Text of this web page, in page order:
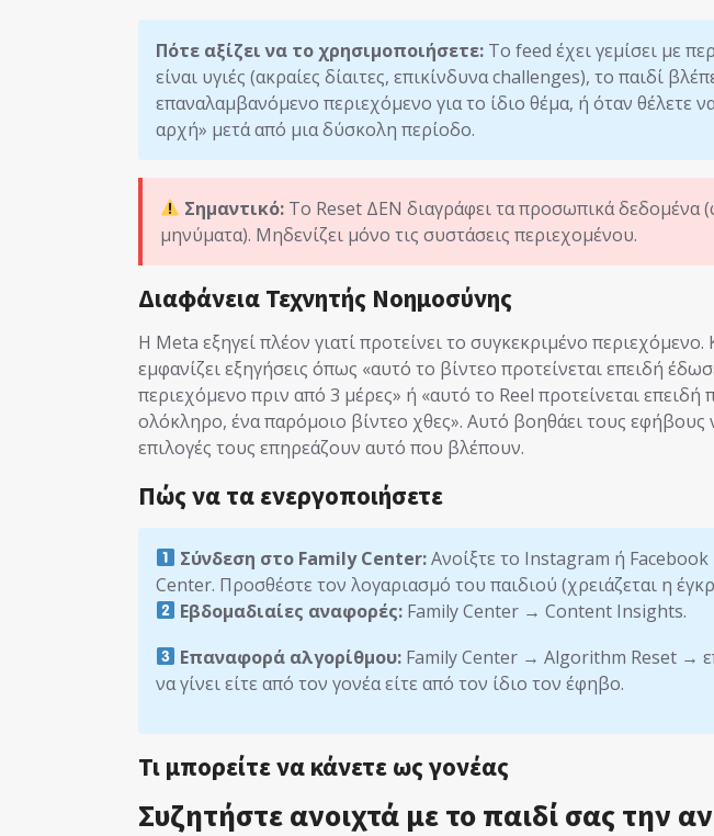
Πότε αξίζει να το χρησιμοποιήσετε: Το feed έχει γεμίσει με
είναι υγιές (ακραίες δίαιτες, επικίνδυνα challenges), το παιδί
επαναλαμβανόμενο περιεχόμενο για το ίδιο θέμα, ή όταν θέλετε
αρχή» μετά από μια δύσκολη περίοδο.
Σημαντικό: Το Reset ΔΕΝ διαγράφει τα προσωπικά δεδομένα
μηνύματα). Μηδενίζει μόνο τις συστάσεις περιεχομένου.
Διαφάνεια Τεχνητής Νοημοσύνης
Η Meta εξηγεί πλέον γιατί προτείνει το συγκεκριμένο
εμφανίζει εξηγήσεις όπως «αυτό το βίντεο προτείνεται επειδή
περιεχόμενο πριν από 3 μέρες» ή «αυτό το Reel προτείνεται
ολόκληρο, ένα παρόμοιο βίντεο χθες». Αυτό βοηθάει τους
επιλογές τους επηρεάζουν αυτό που βλέπουν.
Πώς να τα ενεργοποιήσετε
Σύνδεση στο Family Center:Ανοίξτε το Instagram ή
Center. Προσθέστε τον λογαριασμό του παιδιού (χρειάζεται η
Εβδομαδιαίες αναφορές: Family Center → Content Insights.
Επαναφορά αλγορίθμου: Family Center → Algorithm Reset →
να γίνει είτε από τον γονέα είτε από τον ίδιο τον έφηβο.
Τι μπορείτε να κάνετε ως γονέας
Συζητήστε ανοιχτά με το παιδί σας την